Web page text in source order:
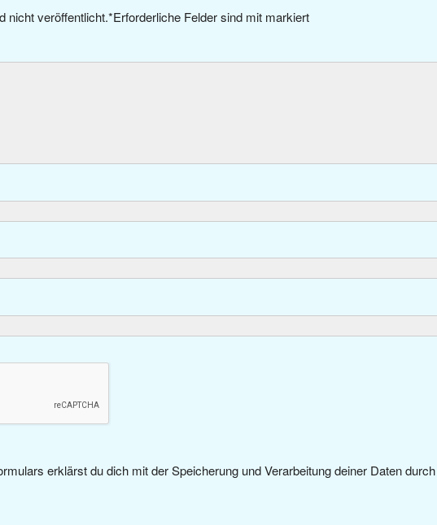
nicht veröffentlicht. Erforderliche Felder sind mit
* markiert
erklärst du dich mit der Speicherung und Verarbeitung deiner Daten